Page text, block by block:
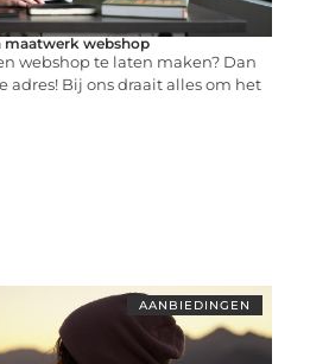
maatwerk webshop
webshop te laten maken? Dan
adres! Bij ons draait alles om het
AANBIEDINGEN